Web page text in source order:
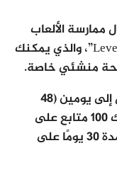
ممارسة الألعاب
على Facebook ، الأول هو برنامج “Level Up”، والذي يمكنك
منشئي خاصة.
ومن خلالها يتم دفق الألعاب لمدة تصل إلى يومين (48
ساعة) في 14 يومًا ، يجب أن يكون لديك 100 متابع على
الأقل ويجب أن تكون صفحتك نشطة لمدة 30 يومًا على